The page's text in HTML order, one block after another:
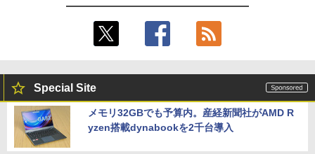
Special Site
メモリ32GBでも予算内。産経新聞社がAMD R
yzen搭載dynabookを2千台導入